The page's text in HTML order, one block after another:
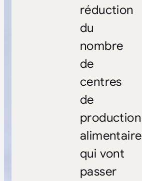
réduction
du
nombre
de
centres
de
production
alimentaire
qui vont
passer